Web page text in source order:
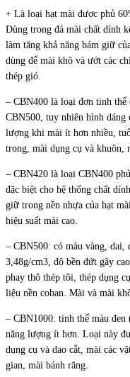
+ Là loại hạt mài được phủ
Dùng trong đá mài chất dính
làm tăng khả năng bám giữ
dùng để mài khô và ướt các
thép gió.
– CBN400 là loại đơn tinh
CBN500, tuy nhiên hình dáng
lượng khi mài ít hơn nhiều,
trong, mài dụng cụ và khuôn,
– CBN420 là loại CBN400
đặc biệt cho hệ thống chất
giữ trong nền nhựa của hạt
hiệu suất mài cao.
– CBN500: có màu vàng,
3,48g/cm3, độ bền đứt gãy
phay thô thép tôi, thép dụng
liệu nền coban. Mài và mài
– CBN1000: tinh thể màu
năng lượng ít hơn. Loại này
dụng cụ và dao cắt, mài các
gian, mài bánh răng.